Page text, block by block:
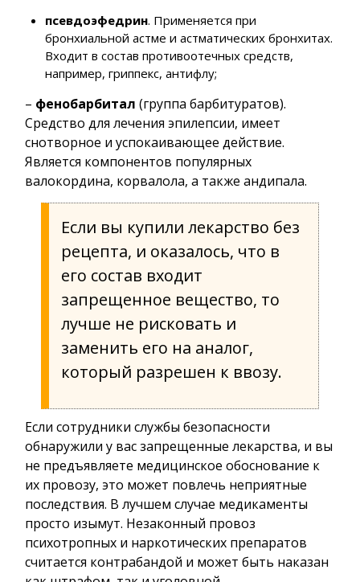
псевдоэфедрин. Применяется при
бронхиальной астме и астматических бронхитах.
Входит в состав противоотечных средств,
например, гриппекс, антифлу;
– фенобарбитал (группа барбитуратов).
Средство для лечения эпилепсии, имеет
снотворное и успокаивающее действие.
Является компонентов популярных
валокордина, корвалола, а также андипала.
Если вы купили лекарство без
рецепта, и оказалось, что в
его состав входит
запрещенное вещество, то
лучше не рисковать и
заменить его на аналог,
который разрешен к ввозу.
Если сотрудники службы безопасности
обнаружили у вас запрещенные лекарства, и вы
не предъявляете медицинское обоснование к
их провозу, это может повлечь неприятные
последствия. В лучшем случае медикаменты
просто изымут. Незаконный провоз
психотропных и наркотических препаратов
считается контрабандой и может быть наказан